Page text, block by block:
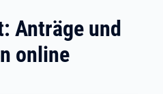
Anträge und
online